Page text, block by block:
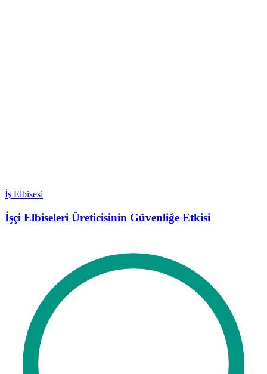
İş Elbisesi
İşçi Elbiseleri Üreticisinin Güvenliğe Etkisi